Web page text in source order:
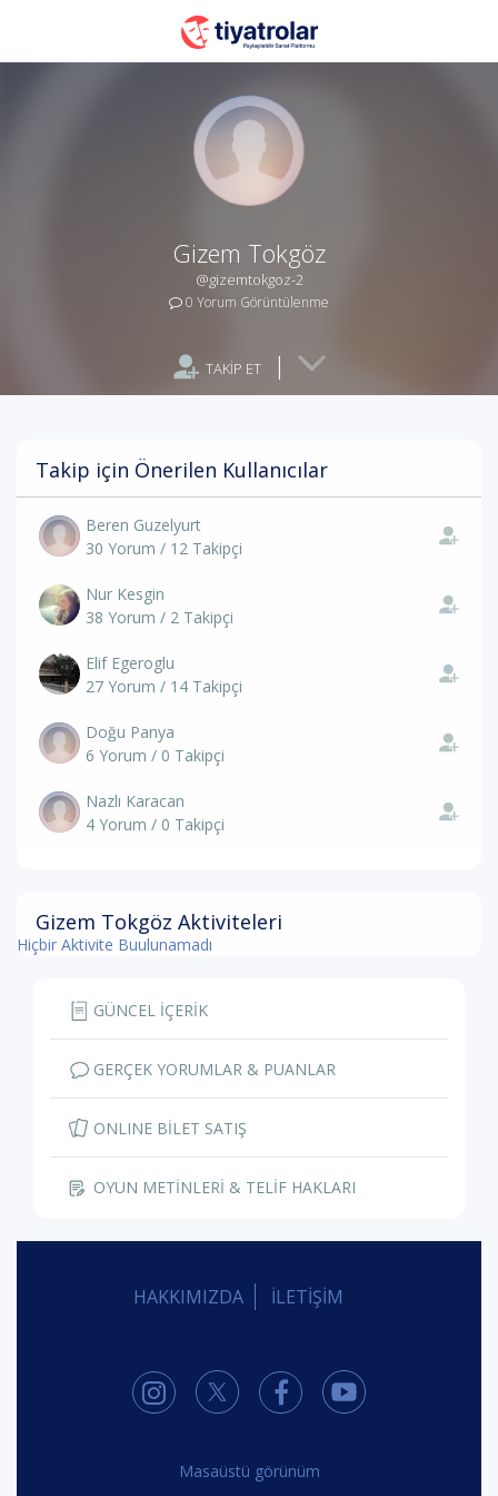
Gizem Tokgöz
@gizemtokgoz-2
0 Yorum Görüntülenme
TAKİP ET |
Takip için Önerilen Kullanıcılar
Beren Guzelyurt
30 Yorum / 12 Takipçi
Nur Kesgin
38 Yorum / 2 Takipçi
Elif Egeroglu
27 Yorum / 14 Takipçi
Doğu Panya
6 Yorum / 0 Takipçi
Nazlı Karacan
4 Yorum / 0 Takipçi
Gizem Tokgöz Aktiviteleri
Hiçbir Aktivite Buulunamadı
GÜNCEL İÇERİK
GERÇEK YORUMLAR & PUANLAR
ONLINE BİLET SATIŞ
OYUN METİNLERİ & TELİF HAKLARI
HAKKIMIZDA İLETİŞİM
Masaüstü görünüm